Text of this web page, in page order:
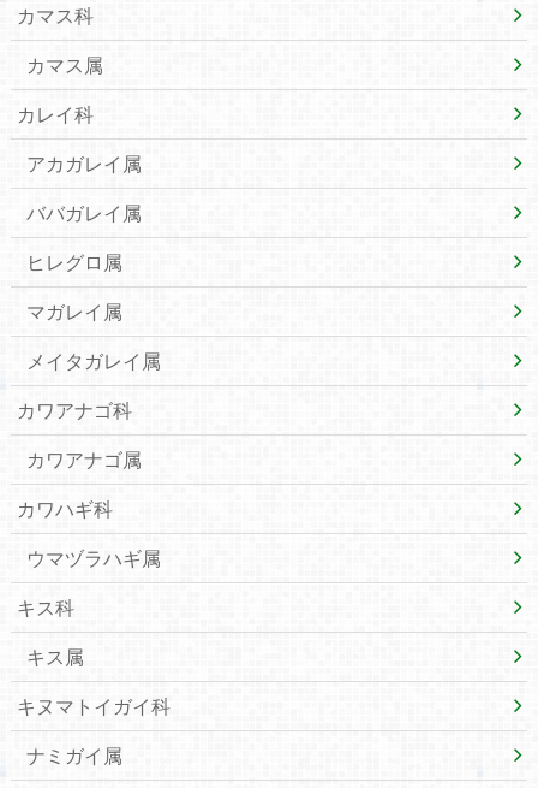
カマス科
カマス属
カレイ科
アカガレイ属
ババガレイ属
ヒレグロ属
マガレイ属
メイタガレイ属
カワアナゴ科
カワアナゴ属
カワハギ科
ウマヅラハギ属
キス科
キス属
キヌマトイガイ科
ナミガイ属